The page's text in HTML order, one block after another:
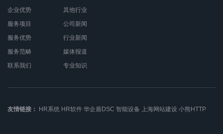
企业优势
服务项目
服务优势
服务范畴
联系我们
其他行业
公司新闻
行业新闻
媒体报道
专业知识
友情链接： HR系统 HR软件 华企盾DSC 智能设备 上海网站建设 小熊HTTP